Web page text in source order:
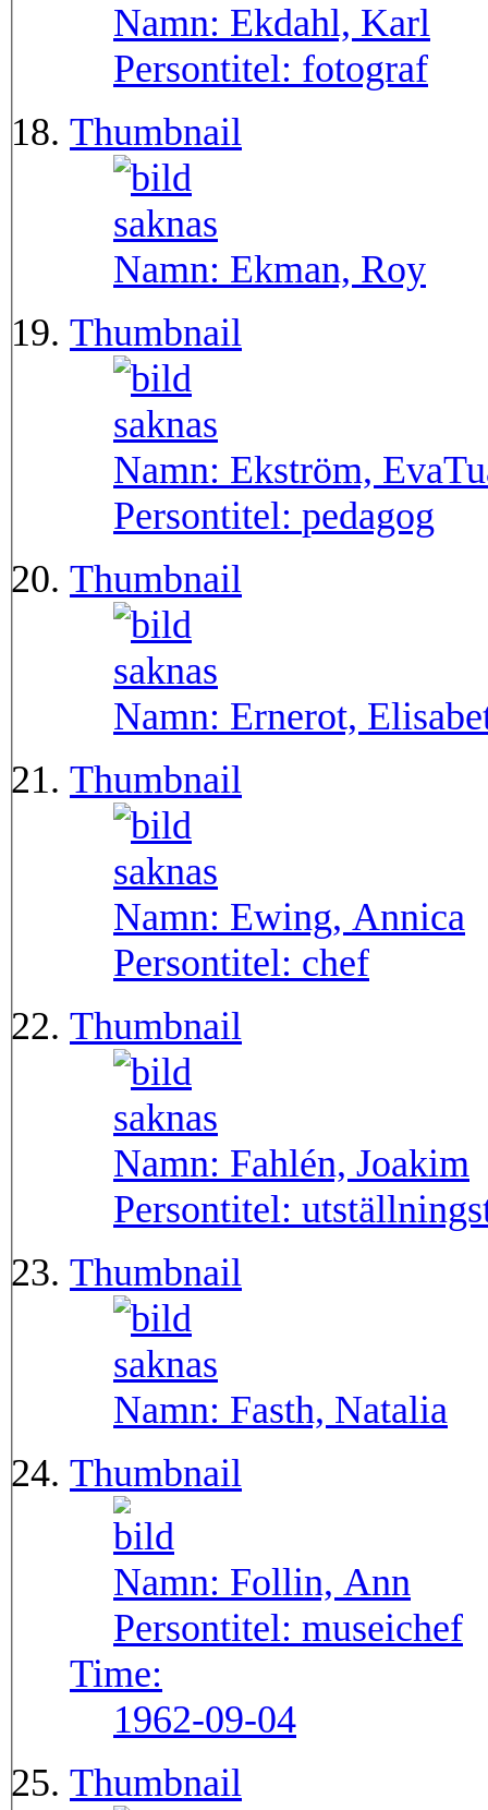
Namn: Ekdahl, Karl
Persontitel: fotograf
Thumbnail
Namn: Ekman, Roy
Thumbnail
Namn: Ekström,
Persontitel: pedagog
Thumbnail
Namn: Ernerot,
Thumbnail
Namn: Ewing, Annica
Persontitel: chef
Thumbnail
Namn: Fahlén, Joakim
Persontitel:
Thumbnail
Namn: Fasth, Natalia
Thumbnail
Namn: Follin, Ann
Persontitel: museichef
Time:
1962-09-04
Thumbnail